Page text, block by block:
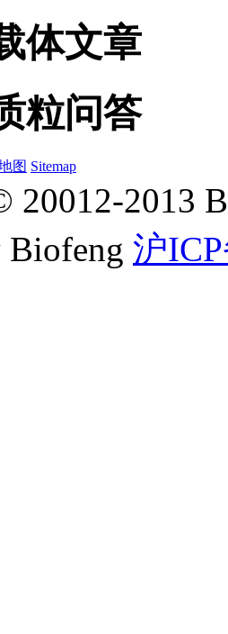
体文章
粒问答
图 Sitemap
20012-2013
Biofeng 沪